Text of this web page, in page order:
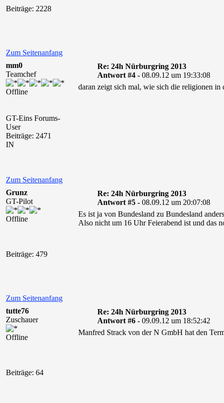
Beiträge: 2228
Zum Seitenanfang
mm0
Teamchef
Offline
GT-Eins Forums-
User
Beiträge: 2471
IN
Re: 24h Nürburgring 2013
Antwort #4 - 08.09.12 um 19:33:08
daran zeigt sich mal, wie sich die religionen
Zum Seitenanfang
Grunz
GT-Pilot
Offline
Beiträge: 479
Re: 24h Nürburgring 2013
Antwort #5 - 08.09.12 um 20:07:08
Es ist ja von Bundesland zu Bundesland
Also nicht um 16 Uhr Feierabend ist und das
Zum Seitenanfang
tutte76
Zuschauer
Offline
Beiträge: 64
Re: 24h Nürburgring 2013
Antwort #6 - 09.09.12 um 18:52:42
Manfred Strack von der N GmbH hat den